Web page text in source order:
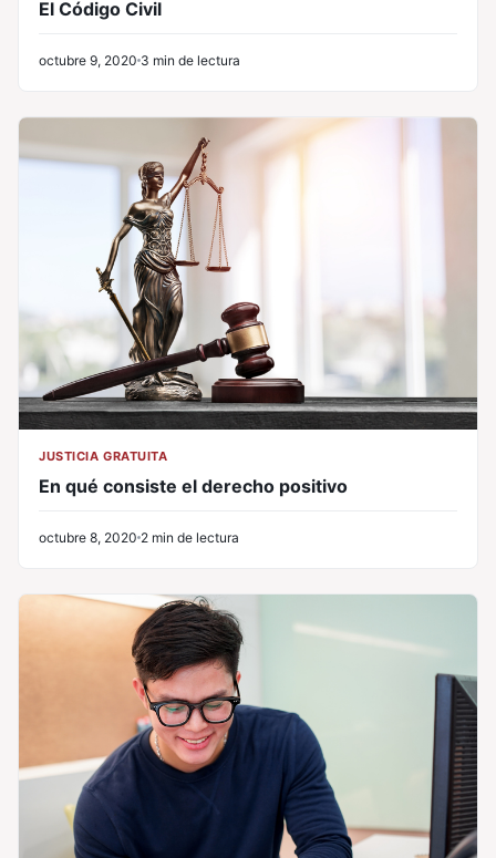
El Código Civil
octubre 9, 2020 3 min de lectura
JUSTICIA GRATUITA
En qué consiste el derecho positivo
octubre 8, 2020 2 min de lectura